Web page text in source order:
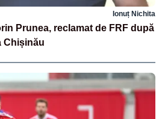
Ionuț Nichita
Prunea, reclamat de FRF după
Chișinău